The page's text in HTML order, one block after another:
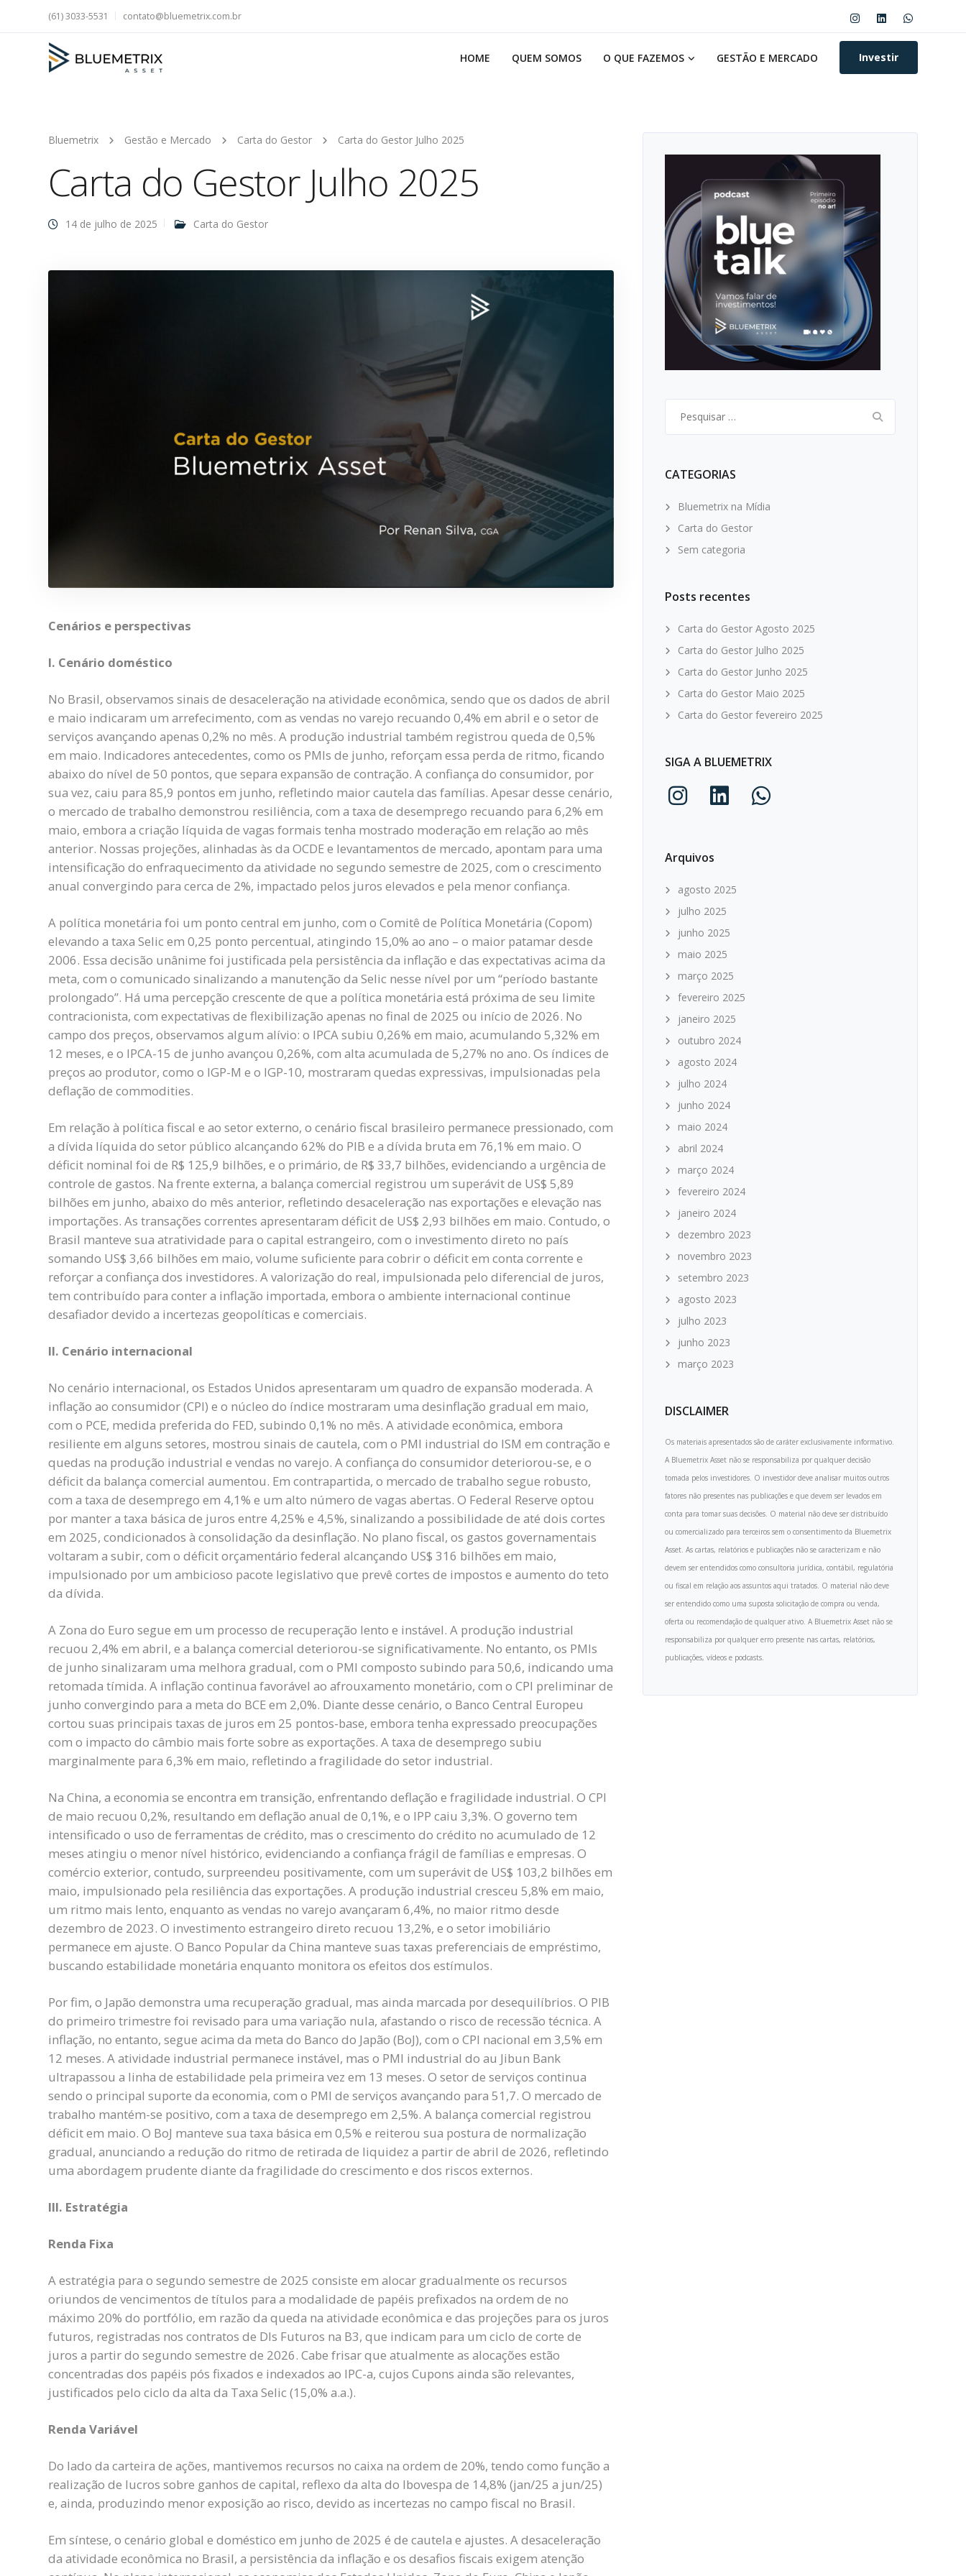
(61) 3033-5531 contato@bluemetrix.com.br
HOME QUEM SOMOS O QUE FAZEMOS GESTÃO E MERCADO Investir
Bluemetrix Gestão e Mercado Carta do Gestor Carta do Gestor Julho 2025
Carta do Gestor Julho 2025
14 de julho de 2025 Carta do Gestor
Cenários e perspectivas
I. Cenário doméstico
No Brasil, observamos sinais de desaceleração na atividade econômica, sendo que os dados de abril
e maio indicaram um arrefecimento, com as vendas no varejo recuando 0,4% em abril e o setor de
serviços avançando apenas 0,2% no mês. A produção industrial também registrou queda de 0,5%
em maio. Indicadores antecedentes, como os PMIs de junho, reforçam essa perda de ritmo, ficando
abaixo do nível de 50 pontos, que separa expansão de contração. A confiança do consumidor, por
sua vez, caiu para 85,9 pontos em junho, refletindo maior cautela das famílias. Apesar desse cenário,
o mercado de trabalho demonstrou resiliência, com a taxa de desemprego recuando para 6,2% em
maio, embora a criação líquida de vagas formais tenha mostrado moderação em relação ao mês
anterior. Nossas projeções, alinhadas às da OCDE e levantamentos de mercado, apontam para uma
intensificação do enfraquecimento da atividade no segundo semestre de 2025, com o crescimento
anual convergindo para cerca de 2%, impactado pelos juros elevados e pela menor confiança.
A política monetária foi um ponto central em junho, com o Comitê de Política Monetária (Copom)
elevando a taxa Selic em 0,25 ponto percentual, atingindo 15,0% ao ano – o maior patamar desde
2006. Essa decisão unânime foi justificada pela persistência da inflação e das expectativas acima da
meta, com o comunicado sinalizando a manutenção da Selic nesse nível por um “período bastante
prolongado”. Há uma percepção crescente de que a política monetária está próxima de seu limite
contracionista, com expectativas de flexibilização apenas no final de 2025 ou início de 2026. No
campo dos preços, observamos algum alívio: o IPCA subiu 0,26% em maio, acumulando 5,32% em
12 meses, e o IPCA-15 de junho avançou 0,26%, com alta acumulada de 5,27% no ano. Os índices de
preços ao produtor, como o IGP-M e o IGP-10, mostraram quedas expressivas, impulsionadas pela
deflação de commodities.
Em relação à política fiscal e ao setor externo, o cenário fiscal brasileiro permanece pressionado, com
a dívida líquida do setor público alcançando 62% do PIB e a dívida bruta em 76,1% em maio. O
déficit nominal foi de R$ 125,9 bilhões, e o primário, de R$ 33,7 bilhões, evidenciando a urgência de
controle de gastos. Na frente externa, a balança comercial registrou um superávit de US$ 5,89
bilhões em junho, abaixo do mês anterior, refletindo desaceleração nas exportações e elevação nas
importações. As transações correntes apresentaram déficit de US$ 2,93 bilhões em maio. Contudo, o
Brasil manteve sua atratividade para o capital estrangeiro, com o investimento direto no país
somando US$ 3,66 bilhões em maio, volume suficiente para cobrir o déficit em conta corrente e
reforçar a confiança dos investidores. A valorização do real, impulsionada pelo diferencial de juros,
tem contribuído para conter a inflação importada, embora o ambiente internacional continue
desafiador devido a incertezas geopolíticas e comerciais.
II. Cenário internacional
No cenário internacional, os Estados Unidos apresentaram um quadro de expansão moderada. A
inflação ao consumidor (CPI) e o núcleo do índice mostraram uma desinflação gradual em maio,
com o PCE, medida preferida do FED, subindo 0,1% no mês. A atividade econômica, embora
resiliente em alguns setores, mostrou sinais de cautela, com o PMI industrial do ISM em contração e
quedas na produção industrial e vendas no varejo. A confiança do consumidor deteriorou-se, e o
déficit da balança comercial aumentou. Em contrapartida, o mercado de trabalho segue robusto,
com a taxa de desemprego em 4,1% e um alto número de vagas abertas. O Federal Reserve optou
por manter a taxa básica de juros entre 4,25% e 4,5%, sinalizando a possibilidade de até dois cortes
em 2025, condicionados à consolidação da desinflação. No plano fiscal, os gastos governamentais
voltaram a subir, com o déficit orçamentário federal alcançando US$ 316 bilhões em maio,
impulsionado por um ambicioso pacote legislativo que prevê cortes de impostos e aumento do teto
da dívida.
A Zona do Euro segue em um processo de recuperação lento e instável. A produção industrial
recuou 2,4% em abril, e a balança comercial deteriorou-se significativamente. No entanto, os PMIs
de junho sinalizaram uma melhora gradual, com o PMI composto subindo para 50,6, indicando uma
retomada tímida. A inflação continua favorável ao afrouxamento monetário, com o CPI preliminar de
junho convergindo para a meta do BCE em 2,0%. Diante desse cenário, o Banco Central Europeu
cortou suas principais taxas de juros em 25 pontos-base, embora tenha expressado preocupações
com o impacto do câmbio mais forte sobre as exportações. A taxa de desemprego subiu
marginalmente para 6,3% em maio, refletindo a fragilidade do setor industrial.
Na China, a economia se encontra em transição, enfrentando deflação e fragilidade industrial. O CPI
de maio recuou 0,2%, resultando em deflação anual de 0,1%, e o IPP caiu 3,3%. O governo tem
intensificado o uso de ferramentas de crédito, mas o crescimento do crédito no acumulado de 12
meses atingiu o menor nível histórico, evidenciando a confiança frágil de famílias e empresas. O
comércio exterior, contudo, surpreendeu positivamente, com um superávit de US$ 103,2 bilhões em
maio, impulsionado pela resiliência das exportações. A produção industrial cresceu 5,8% em maio,
um ritmo mais lento, enquanto as vendas no varejo avançaram 6,4%, no maior ritmo desde
dezembro de 2023. O investimento estrangeiro direto recuou 13,2%, e o setor imobiliário
permanece em ajuste. O Banco Popular da China manteve suas taxas preferenciais de empréstimo,
buscando estabilidade monetária enquanto monitora os efeitos dos estímulos.
Por fim, o Japão demonstra uma recuperação gradual, mas ainda marcada por desequilíbrios. O PIB
do primeiro trimestre foi revisado para uma variação nula, afastando o risco de recessão técnica. A
inflação, no entanto, segue acima da meta do Banco do Japão (BoJ), com o CPI nacional em 3,5% em
12 meses. A atividade industrial permanece instável, mas o PMI industrial do au Jibun Bank
ultrapassou a linha de estabilidade pela primeira vez em 13 meses. O setor de serviços continua
sendo o principal suporte da economia, com o PMI de serviços avançando para 51,7. O mercado de
trabalho mantém-se positivo, com a taxa de desemprego em 2,5%. A balança comercial registrou
déficit em maio. O BoJ manteve sua taxa básica em 0,5% e reiterou sua postura de normalização
gradual, anunciando a redução do ritmo de retirada de liquidez a partir de abril de 2026, refletindo
uma abordagem prudente diante da fragilidade do crescimento e dos riscos externos.
III. Estratégia
Renda Fixa
A estratégia para o segundo semestre de 2025 consiste em alocar gradualmente os recursos
oriundos de vencimentos de títulos para a modalidade de papéis prefixados na ordem de no
máximo 20% do portfólio, em razão da queda na atividade econômica e das projeções para os juros
futuros, registradas nos contratos de DIs Futuros na B3, que indicam para um ciclo de corte de
juros a partir do segundo semestre de 2026. Cabe frisar que atualmente as alocações estão
concentradas dos papéis pós fixados e indexados ao IPC-a, cujos Cupons ainda são relevantes,
justificados pelo ciclo da alta da Taxa Selic (15,0% a.a.).
Renda Variável
Do lado da carteira de ações, mantivemos recursos no caixa na ordem de 20%, tendo como função a
realização de lucros sobre ganhos de capital, reflexo da alta do Ibovespa de 14,8% (jan/25 a jun/25)
e, ainda, produzindo menor exposição ao risco, devido as incertezas no campo fiscal no Brasil.
Em síntese, o cenário global e doméstico em junho de 2025 é de cautela e ajustes. A desaceleração
da atividade econômica no Brasil, a persistência da inflação e os desafios fiscais exigem atenção
por:
CATEGORIAS
Bluemetrix na Mídia
Carta do Gestor
Sem categoria
Posts recentes
Carta do Gestor Agosto 2025
Carta do Gestor Julho 2025
Carta do Gestor Junho 2025
Carta do Gestor Maio 2025
Carta do Gestor fevereiro 2025
SIGA A BLUEMETRIX
Arquivos
agosto 2025
julho 2025
junho 2025
maio 2025
março 2025
fevereiro 2025
janeiro 2025
outubro 2024
agosto 2024
julho 2024
junho 2024
maio 2024
abril 2024
março 2024
fevereiro 2024
janeiro 2024
dezembro 2023
novembro 2023
setembro 2023
agosto 2023
julho 2023
junho 2023
março 2023
DISCLAIMER
Os materiais apresentados são de caráter exclusivamente informativo.
A Bluemetrix Asset não se responsabiliza por qualquer decisão
tomada pelos investidores. O investidor deve analisar muitos outros
fatores não presentes nas publicações e que devem ser levados em
conta para tomar suas decisões. O material não deve ser distribuído
ou comercializado para terceiros sem o consentimento da Bluemetrix
Asset. As cartas, relatórios e publicações não se caracterizam e não
devem ser entendidos como consultoria jurídica, contábil, regulatória
ou fiscal em relação aos assuntos aqui tratados. O material não deve
ser entendido como uma suposta solicitação de compra ou venda,
oferta ou recomendação de qualquer ativo. A Bluemetrix Asset não se
responsabiliza por qualquer erro presente nas cartas, relatórios,
publicações, vídeos e podcasts.